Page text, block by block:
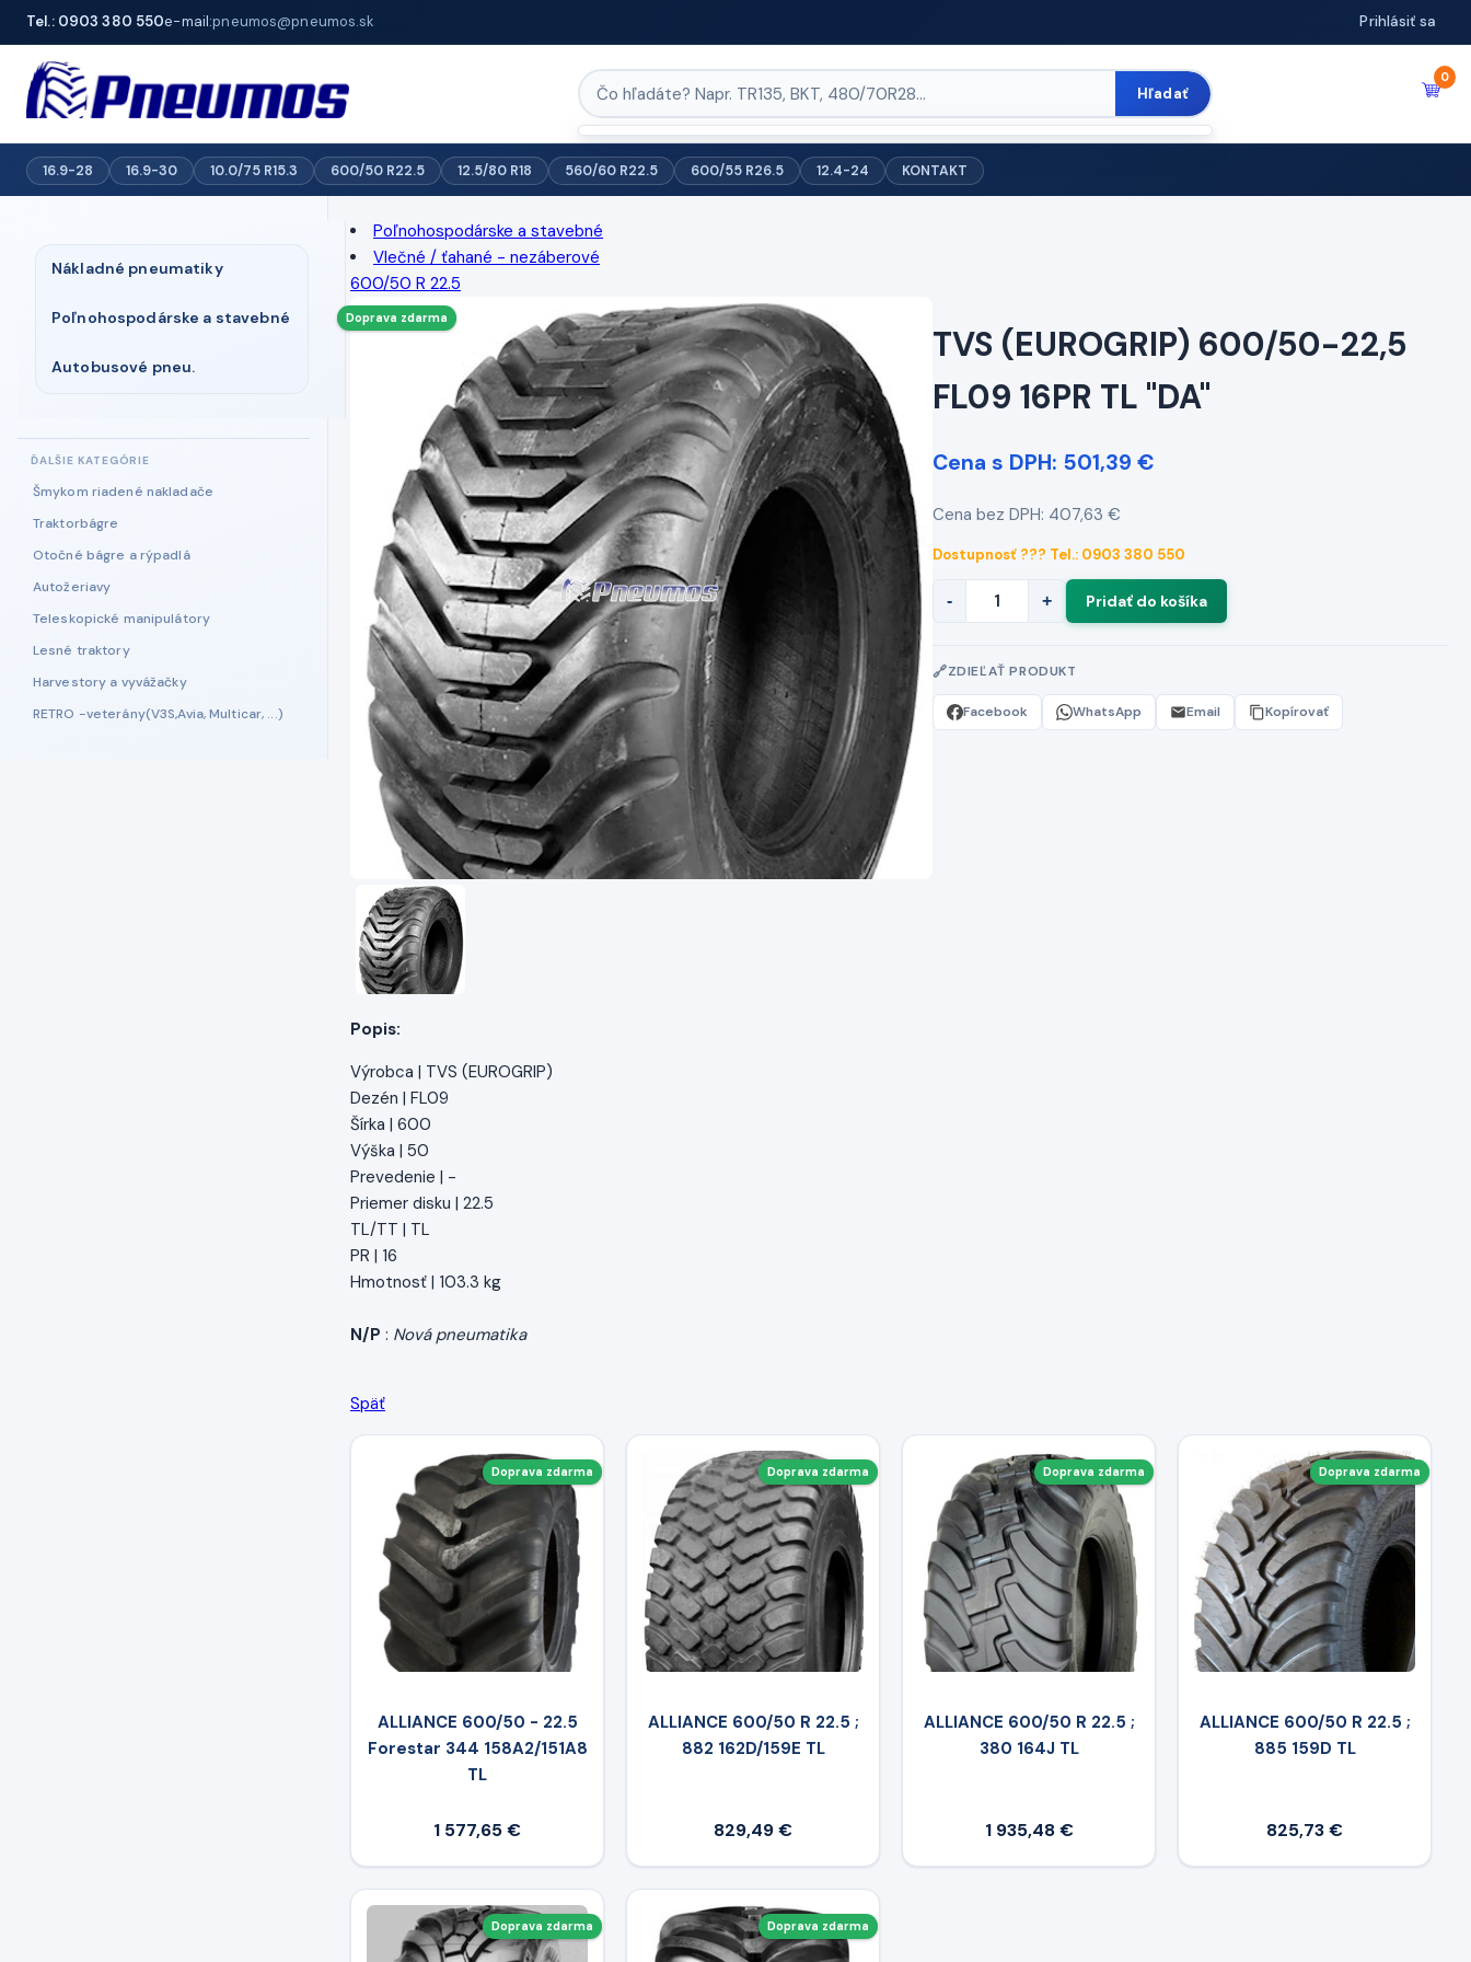
Tel.: 0903 380 550e-mail:pneumos@pneumos.sk Prihlásiť sa
Hľadať
0
16.9-28 16.9-30 10.0/75 R15.3 600/50 R22.5 12.5/80 R18 560/60 R22.5 600/55 R26.5 12.4-24 KONTAKT
Nákladné pneumatiky
Poľnohospodárske a stavebné
Autobusové pneu.
Šmykom riadené nakladače
Traktorbágre
Otočné bágre a rýpadlá
Autožeriavy
Teleskopické manipulátory
Lesné traktory
Harvestory a vyvážačky
RETRO -veterány(V3S,Avia, Multicar, ...)
Poľnohospodárske a stavebné
Vlečné / ťahané - nezáberové
600/50 R 22.5
Doprava zdarma
TVS (EUROGRIP) 600/50-22,5
FL09 16PR TL "DA"
Cena s DPH: 501,39 €
Cena bez DPH: 407,63 €
Dostupnosť ??? Tel.: 0903 380 550
- +
ZDIEĽAŤ PRODUKT
Facebook WhatsApp Email Kopírovať
Popis:
Výrobca | TVS (EUROGRIP)
Dezén | FL09
Šírka | 600
Výška | 50
Prevedenie | -
Priemer disku | 22.5
TL/TT | TL
PR | 16
Hmotnosť | 103.3 kg
N/P : Nová pneumatika
Späť
Doprava zdarma
ALLIANCE 600/50 - 22.5
Forestar 344 158A2/151A8
TL
1 577,65 €
Doprava zdarma
ALLIANCE 600/50 R 22.5 ;
882 162D/159E TL
829,49 €
Doprava zdarma
ALLIANCE 600/50 R 22.5 ;
380 164J TL
1 935,48 €
Doprava zdarma
ALLIANCE 600/50 R 22.5 ;
885 159D TL
825,73 €
Doprava zdarma Doprava zdarma